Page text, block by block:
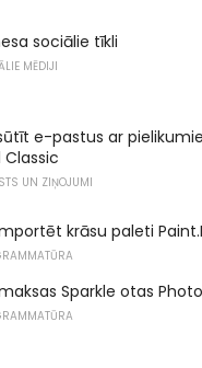
sociālie tīkli
MĒDIJI
e-pastus ar
Classic
UN ZIŅOJUMI
krāsu paleti
Sparkle otas